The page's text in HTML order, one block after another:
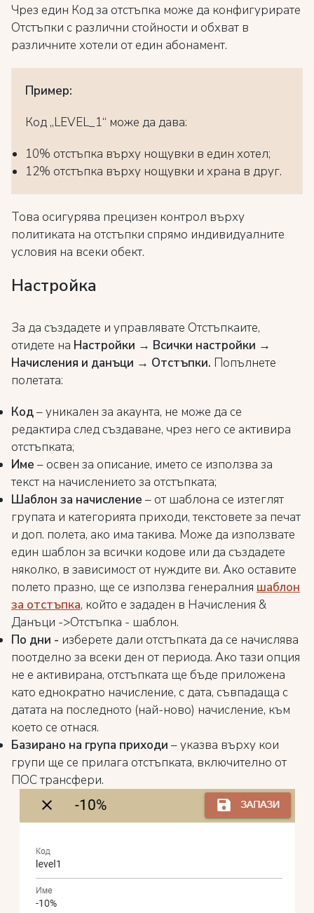
Чрез един Код за отстъпка може да конфигурирате
Отстъпки с различни стойности и обхват в
различните хотели от един абонамент.
Пример:
Код „LEVEL_1“ може да дава:
10% отстъпка върху нощувки в един хотел;
12% отстъпка върху нощувки и храна в друг.
Това осигурява прецизен контрол върху
политиката на отстъпки спрямо индивидуалните
условия на всеки обект.
Настройка
За да създадете и управлявате Отстъпкаите,
отидете на Настройки → Всички настройки →
Начисления и данъци → Отстъпки. Попълнете
полетата:
Код– уникален за акаунта, не може да се
редактира след създаване, чрез него се активира
отстъпката;
Име – oсвен за описание, името се използва за
текст на начислението за отстъпката;
Шаблон за начисление – от шаблона се изтеглят
групата и категорията приходи, текстовете за печат
и доп. полета, ако има такива. Може да използвате
един шаблон за всички кодове или да създадете
няколко, в зависимост от нуждите ви. Ако оставите
полето празно, ще се използва генералния шаблон
за отстъпка, който е зададен в Начисления &
Данъци ->Отстъпка - шаблон.
По дни - изберете дали отстъпката да се начислява
поотделно за всеки ден от периода. Ако тази опция
не е активирана, отстъпката ще бъде приложена
като еднократно начисление, с дата, съвпадаща с
датата на последното (най-ново) начисление, към
което се отнася.
Базирано на група приходи – указва върху кои
групи ще се прилага отстъпката, включително от
ПОС трансфери.